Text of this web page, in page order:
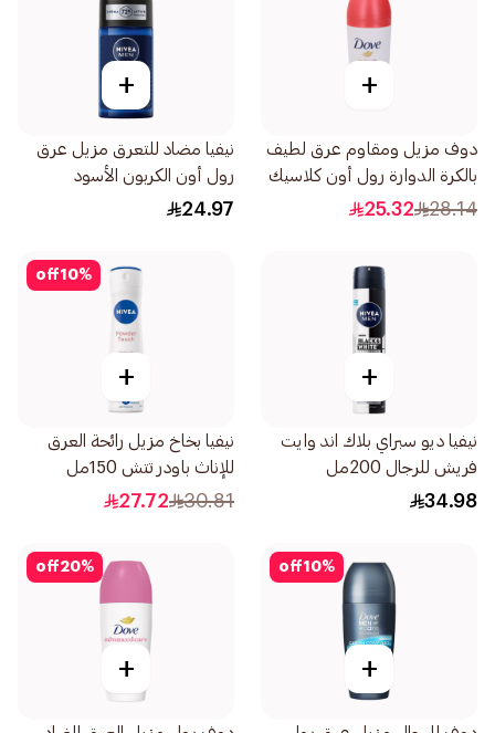
+
دوف مزيل ومقاوم عرق لطيف
بالكرة الدوارة رول أون كلاسيك
1قطعة 50
28.14
25.32
+
نيفيا مضاد للتعرق مزيل عرق
رول أون الكربون الأسود
والأخشاب الداكنة للرجال 50مل
24.97
+
نيفيا ديو سبراي بلاك اند وايت
فريش للرجال 200مل
34.98
10%
off
+
نيفيا بخاخ مزيل رائحة العرق
للإناث باودر تتش 150مل
30.81
27.72
10%
off
+
20%
off
+